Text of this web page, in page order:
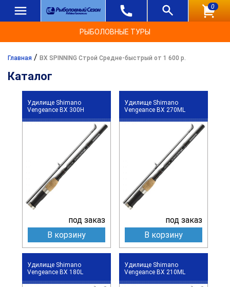
0
РЫБОЛОВНЫЕ ТУРЫ
Главная / BX SPINNING Строй Средне-быстрый от 1 600 р.
Каталог
Удилище Shimano
Vengeance BX 300H
под заказ
В корзину
Удилище Shimano
Vengeance BX 270ML
под заказ
В корзину
Удилище Shimano
Vengeance BX 180L
Удилище Shimano
Vengeance BX 210ML